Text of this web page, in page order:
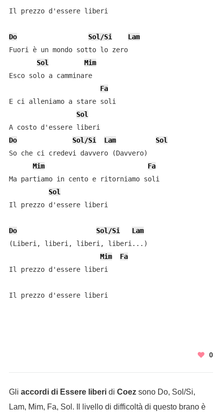
Il prezzo d'essere liberi
Do Sol/Si
Lam
Fuori è un mondo sotto lo zero
Sol
Mim
Esco solo a camminare
Fa
E ci alleniamo a stare soli
Sol
Do
Sol/Si Lam
Sol
So che ci credevi davvero (Davvero)
Mim
Fa
Ma partiamo in cento e ritorniamo soli
Sol
Il prezzo d'essere liberi
Do Sol/Si
Lam
(Liberi, liberi, liberi, liberi...)
Mim
Fa
Il prezzo d'essere liberi
Il prezzo d'essere liberi
0
Gli accordi di Essere liberidi Coezsono Do, Sol/Si,
Lam, Mim, Fa, Sol. Il livello di difficoltà di questo brano è